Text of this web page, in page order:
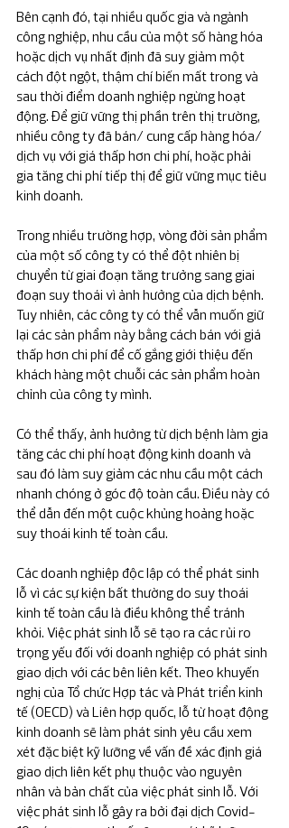
Bên cạnh đó, tại nhiều quốc gia và ngành
công nghiệp, nhu cầu của một số hàng hóa
hoặc dịch vụ nhất định đã suy giảm một
cách đột ngột, thậm chí biến mất trong và
sau thời điểm doanh nghiệp ngừng hoạt
động. Để giữ vững thị phần trên thị trường,
nhiều công ty đã bán/ cung cấp hàng hóa/
dịch vụ với giá thấp hơn chi phí, hoặc phải
gia tăng chi phí tiếp thị để giữ vững mục tiêu
kinh doanh.
Trong nhiều trường hợp, vòng đời sản phẩm
của một số công ty có thể đột nhiên bị
chuyển từ giai đoạn tăng trưởng sang giai
đoạn suy thoái vì ảnh hưởng của dịch bệnh.
Tuy nhiên, các công ty có thể vẫn muốn giữ
lại các sản phẩm này bằng cách bán với giá
thấp hơn chi phí để cố gắng giới thiệu đến
khách hàng một chuỗi các sản phẩm hoàn
chỉnh của công ty mình.
Có thể thấy, ảnh hưởng từ dịch bệnh làm gia
tăng các chi phí hoạt động kinh doanh và
sau đó làm suy giảm các nhu cầu một cách
nhanh chóng ở góc độ toàn cầu. Điều này có
thể dẫn đến một cuộc khủng hoảng hoặc
suy thoái kinh tế toàn cầu.
Các doanh nghiệp độc lập có thể phát sinh
lỗ vì các sự kiện bất thường do suy thoái
kinh tế toàn cầu là điều không thể tránh
khỏi. Việc phát sinh lỗ sẽ tạo ra các rủi ro
trọng yếu đối với doanh nghiệp có phát sinh
giao dịch với các bên liên kết. Theo khuyến
nghị của Tổ chức Hợp tác và Phát triển kinh
tế (OECD) và Liên hợp quốc, lỗ từ hoạt động
kinh doanh sẽ làm phát sinh yêu cầu xem
xét đặc biệt kỹ lưỡng về vấn đề xác định giá
giao dịch liên kết phụ thuộc vào nguyên
nhân và bản chất của việc phát sinh lỗ. Với
việc phát sinh lỗ gây ra bởi đại dịch Covid-